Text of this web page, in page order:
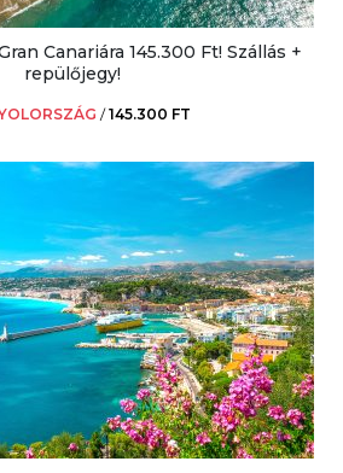
Canariára 145.300 Ft! Szállás +
repülőjegy!
/145.300 FT